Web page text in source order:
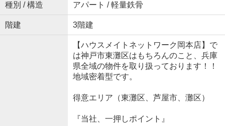
種別 / 構造 アパート / 軽量鉄骨
階建 3階建
【ハウスメイトネットワーク岡本店】で
は神戸市東灘区はもちろんのこと、兵庫
県全域の物件を取り扱っております！！
地域密着型です。
得意エリア（東灘区、芦屋市、灘区）
『当社、一押しポイント』